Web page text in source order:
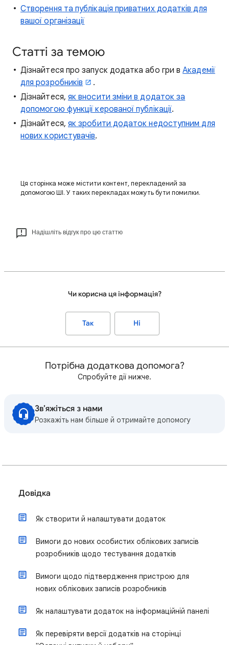
Створення та публікація приватних додатків для
вашої організації
Статті за темою
Дізнайтеся про запуск додатка або гри вАкадемії
для розробників
.
Дізнайтеся, як вносити зміни в додаток за
допомогою функції керованої публікації.
Дізнайтеся, як зробити додаток недоступним для
нових користувачів.
Ця сторінка може містити контент, перекладений за
допомогою ШІ. У таких перекладах можуть бути помилки.
Надішліть відгук про цю статтю
Чи корисна ця інформація?
Так Ні
Потрібна додаткова допомога?
Спробуйте дії нижче.
Зв’яжіться з нами
Розкажіть нам більше й отримайте допомогу
Довідка
Як створити й налаштувати додаток
Вимоги до нових особистих облікових записів
розробників щодо тестування додатків
Вимоги щодо підтвердження пристрою для
нових облікових записів розробників
Як налаштувати додаток на інформаційній панелі
Як перевіряти версії додатків на сторінці